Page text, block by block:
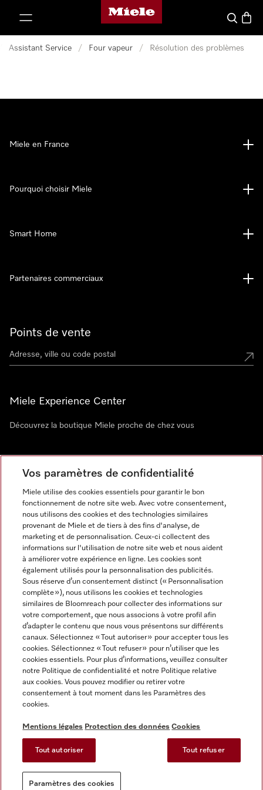
Page d'accueil Miele
Search
Assistant Service / Four vapeur / Résolution des problèmes
Points de vente
Miele Experience Center
Découvrez la boutique Miele proche de chez vous
Newsletter
Miele en France
Pourquoi choisir Miele
Smart Home
Partenaires commerciaux
Mentions légales
CGV
Protection des données
Conditions d'utilisation
Reglement sur les services numeriques
Paramètres des cookies
Miele sur Instagram
Miele sur Facebook
Miele sur Youtube
Vos paramètres de confidentialité
Miele utilise des cookies essentiels pour garantir le bon
fonctionnement de notre site web. Avec votre consentement,
nous utilisons des cookies et des technologies similaires
provenant de Miele et de tiers à des fins d'analyse, de
marketing et de personnalisation. Ceux-ci collectent des
informations sur l'utilisation de notre site web et nous aident
à améliorer votre expérience en ligne. Les cookies sont
également utilisés pour la personnalisation des publicités.
Sous réserve d’un consentement distinct (« Personnalisation
complète »), nous utilisons les cookies et technologies
similaires de Bloomreach pour collecter des informations sur
votre comportement, que nous associons à votre profil afin
d’adapter le contenu que nous vous présentons sur différents
canaux. Sélectionnez « Tout autoriser » pour accepter tous les
cookies. Sélectionnez « Tout refuser » pour n’utiliser que les
cookies essentiels. Pour plus d’informations, veuillez consulter
notre Politique de confidentialité et notre Politique relative
aux cookies. Vous pouvez modifier ou retirer votre
consentement à tout moment dans les Paramètres des
cookies.
Mentions légales Protection des données Cookies
Tout autoriser Tout refuser
Paramètres des cookies